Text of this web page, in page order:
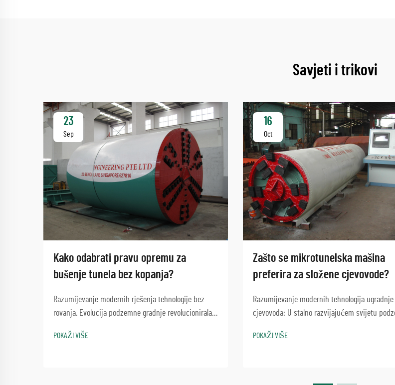
Savjeti i trikovi
23
Sep
Kako odabrati pravu opremu za
bušenje tunela bez kopanja?
Razumijevanje modernih rješenja tehnologije bez
rovanja. Evolucija podzemne gradnje revolucionirala
Oprema za bušenje tunela bez kopanja predstavlja
POKAŽI VIŠE
16
Oct
Zašto se mikrotunelska mašina
preferira za složene cjevovode?
Razumijevanje modernih tehnologija ugradnje
cjevovoda: U stalno razvijajućem svijetu
mašina pojavila se kao revolucionarno rješenje
POKAŽI VIŠE